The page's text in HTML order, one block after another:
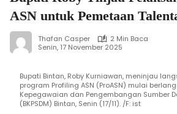
ASN untuk Pemetaan
Thafan Casper
2 Min Baca
Senin, 17 November 2025
Bupati Bintan, Roby Kurniawan, meninjau
program Profiling ASN (ProASN) mulai
Kepegawaian dan Pengembangan Sumber
(BKPSDM) Bintan, Senin (17/11). /F: ist